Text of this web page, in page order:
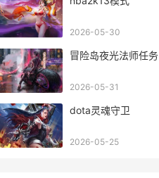
2026-05-30
冒险岛夜光法师任务
2026-05-31
dota灵魂守卫
2026-05-25